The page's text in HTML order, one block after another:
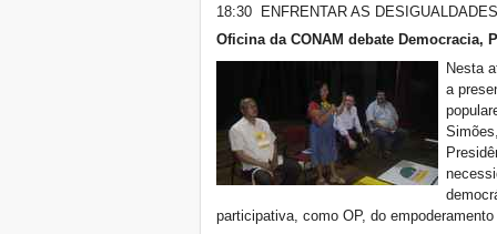
18:30 ENFRENTAR AS
Oficina da CONAM debate Democracia,
Nesta
a
participativa, como OP, do